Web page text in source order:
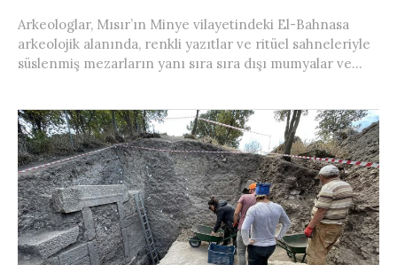
Arkeologlar, Mısır’ın Minye vilayetindeki El-Bahnasa
arkeolojik alanında, renkli yazıtlar ve ritüel sahneleriyle
süslenmiş mezarların yanı sıra sıra dışı mumyalar ve...